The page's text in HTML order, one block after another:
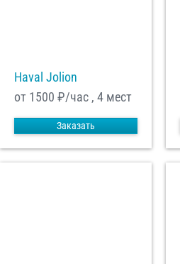
Haval Jolion
от 1500 ₽/час , 4 мест
Заказать